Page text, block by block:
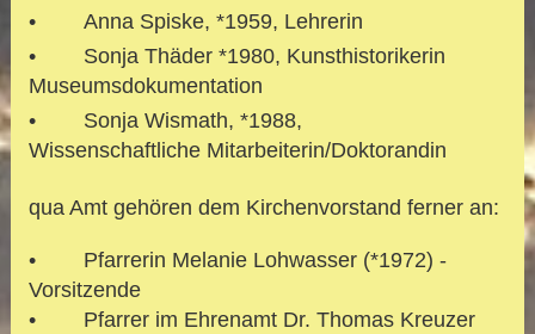
• Anna Spiske, *1959, Lehrerin
• Sonja Thäder *1980, Kunsthistorikerin
Museumsdokumentation
• Sonja Wismath, *1988,
Wissenschaftliche Mitarbeiterin/Doktorandin
qua Amt gehören dem Kirchenvorstand ferner an:
• Pfarrerin Melanie Lohwasser (*1972) -
Vorsitzende
• Pfarrer im Ehrenamt Dr. Thomas Kreuzer